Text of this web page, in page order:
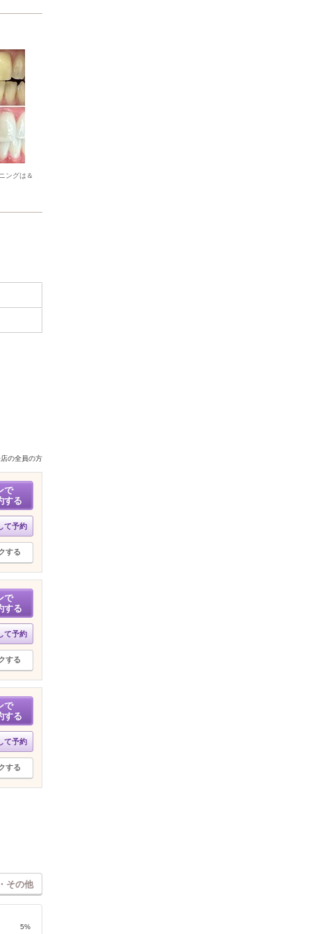
ングは＆
の全員の方
で
する
て予約
する
で
する
て予約
する
で
する
て予約
する
その他
5%